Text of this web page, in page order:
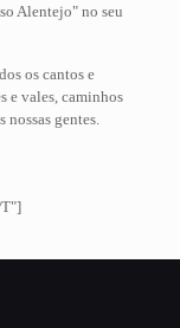
Alentejo" no seu
os cantos e
e vales, caminhos
nossas gentes.